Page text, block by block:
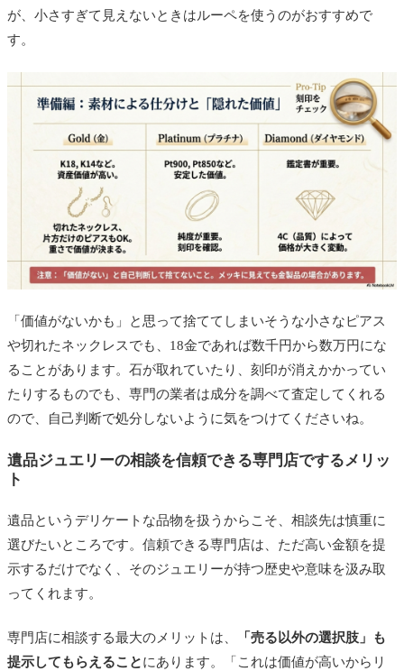
が、小さすぎて見えないときはルーペを使うのがおすすめで
す。
「価値がないかも」と思って捨ててしまいそうな小さなピアス
や切れたネックレスでも、 18金であれば数千円から数万円にな
る ことがあります。石が取れていたり、刻印が消えかかってい
たりするものでも、専門の業者は成分を調べて査定してくれる
ので、自己判断で処分しないように気をつけてくださいね。
遺品ジュエリーの相談を信頼できる専門店でするメリッ
ト
遺品というデリケートな品物を扱うからこそ、相談先は慎重に
選びたいところです。信頼できる専門店は、ただ高い金額を提
示するだけでなく、そのジュエリーが持つ歴史や意味を汲み取
ってくれます。
専門店に相談する最大のメリットは、
「売る以外の選択肢」も
提示してもらえることにあります。「これは価値が高いからリ